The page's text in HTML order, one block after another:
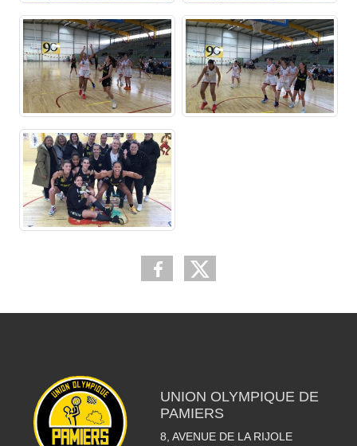
UNION OLYMPIQUE DE
PAMIERS
8, AVENUE DE LA RIJOLE